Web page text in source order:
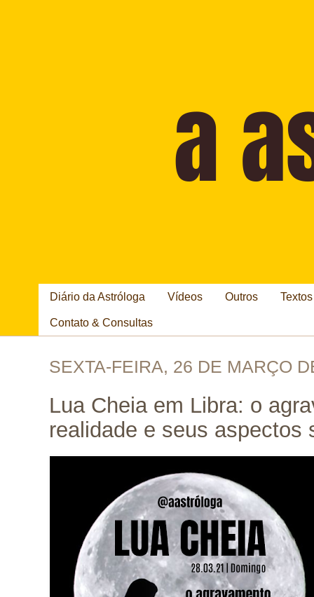
Diário da Astróloga Vídeos Outros
Contato & Consultas
SEXTA-FEIRA, 26 DE MARÇO
Lua Cheia em Libra: o
realidade e seus aspectos